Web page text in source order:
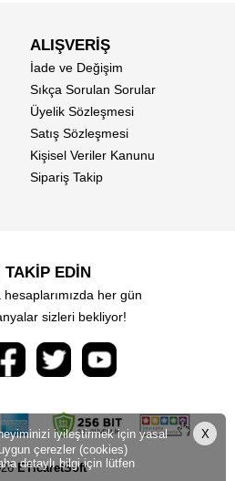
ALIŞVERİŞ
İade ve Değişim
Sıkça Sorulan Sorular
Üyelik Sözleşmesi
Satış Sözleşmesi
Kişisel Veriler Kanunu
Sipariş Takip
TAKİP EDİN
her gün
sizleri bekliyor!
ETicaretSoft
iyileştirmek için yasal
çerezler (cookies)
detaylı bilgi için lütfen
X